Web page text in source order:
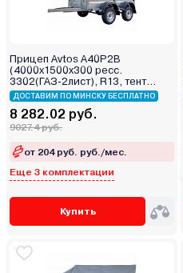
Прицеп Avtos A40P2B
(4000х1500х300 ресс.
3302(ГАЗ-2лист), R13, тент
800мм 2ос)
ДОСТАВИМ ПО МИНСКУ БЕСПЛАТНО
8 282.02 руб.
9027.4 руб.
от 204 руб. руб./мес.
Еще 3 комплектации
Купить